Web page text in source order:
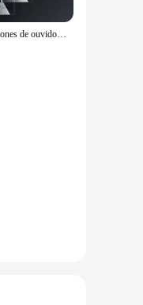
Ikko activebuds fones de ouvido bluetooth interpretação simultânea fone com sistema inteligente e tela toque viagem escritório